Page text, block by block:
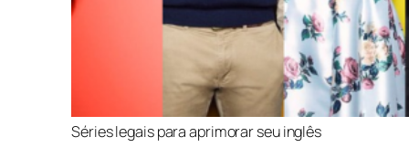
Séries legais para aprimorar seu inglês